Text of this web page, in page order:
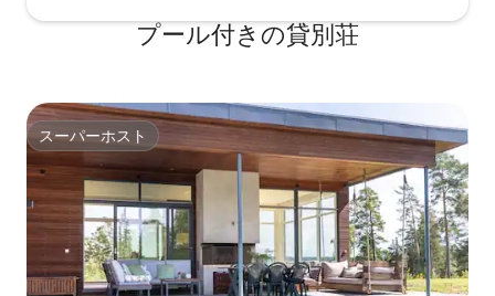
プール付きの貸別荘
スーパーホスト
スーパーホスト